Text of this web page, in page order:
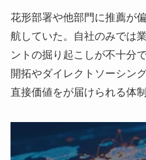
花形部署や他部門に推薦が
航していた。自社のみでは
ントの掘り起こしが不十分
開拓やダイレクトソーシン
直接価値をが届けられる体